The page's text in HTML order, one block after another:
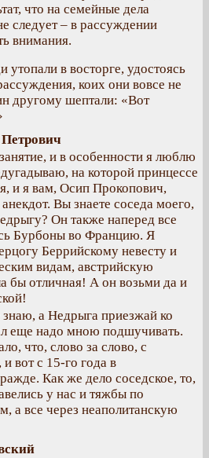
что на семейные дела
следует – в рассуждении
внимания.
утопали в восторге, удостоясь
коих они вовсе не
другому шептали: «Вот
и в особенности я люблю
на которой принцессе
и я вам, Осип Прокопович,
Вы знаете соседа моего,
Он также наперед все
Бурбоны во Францию. Я
Беррийскому невесту и
видам, австрийскую
бы отличная! А он возьми да и
а Недрыга приезжай ко
еще надо мною подшучивать.
что, слово за слово, с
вот с 15-го года в
Как же дело соседское, то,
у нас и тяжбы по
а все через неаполитанскую